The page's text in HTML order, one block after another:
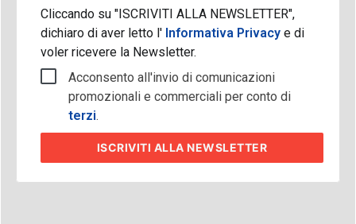
Cliccando su "ISCRIVITI ALLA NEWSLETTER",
dichiaro di aver letto l'Informativa Privacy e di
voler ricevere la Newsletter.
Acconsento all'invio di comunicazioni
promozionali e commerciali per conto di
terzi.
ISCRIVITI ALLA NEWSLETTER